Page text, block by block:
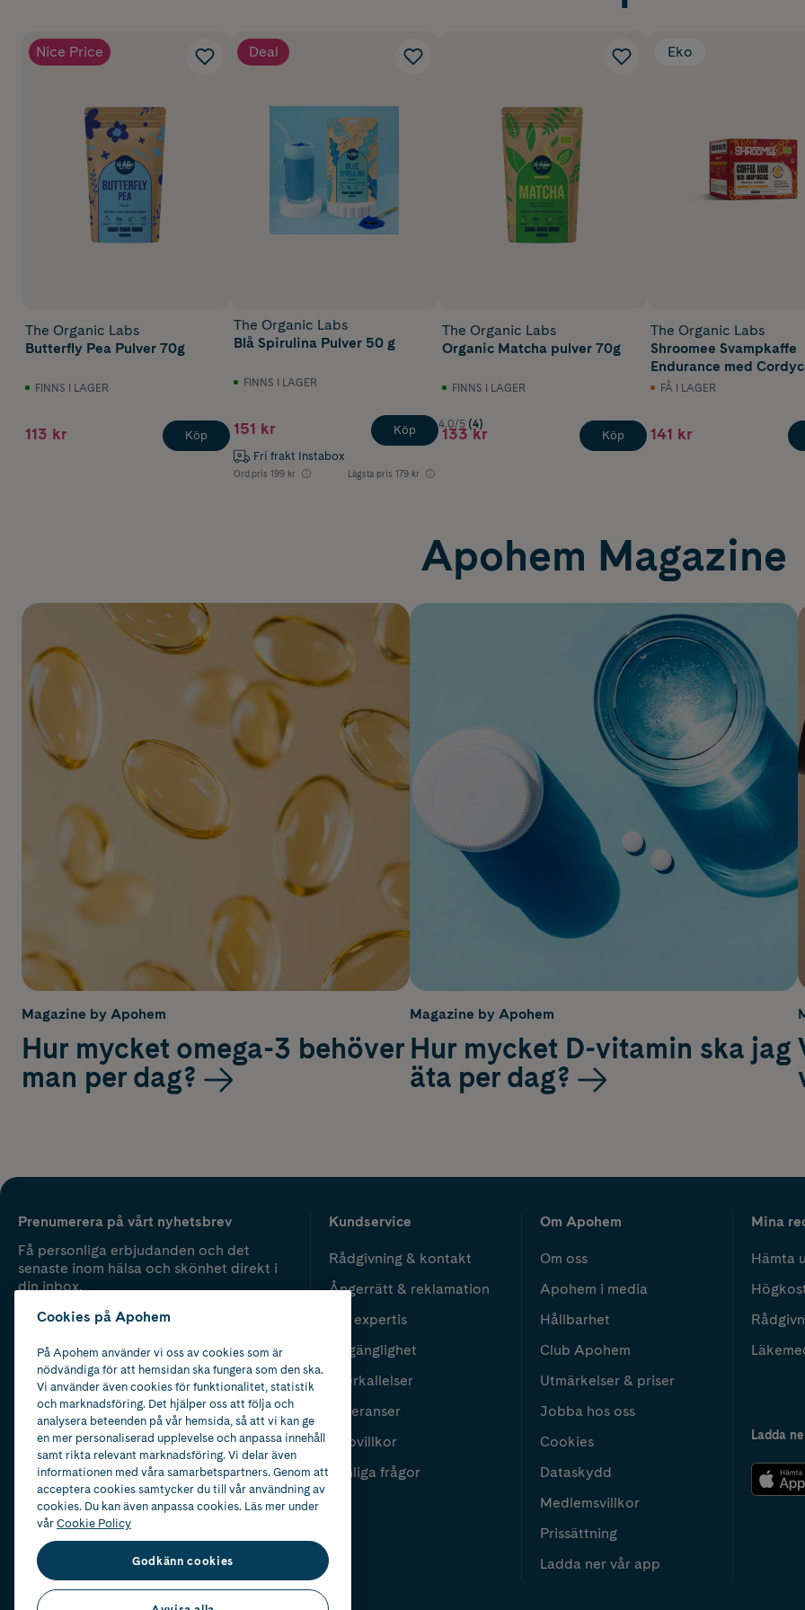
Nice Price
The Organic Labs
Butterfly Pea Pulver 70g
FINNS I LAGER
113 kr Köp
Deal
The Organic Labs
Blå Spirulina Pulver 50 g
FINNS I LAGER
151 kr
Fri frakt Instabox
Ord.pris 199 kr Lägsta pris 179 kr
Köp
The Organic Labs
Organic Matcha pulver 70g
FINNS I LAGER
4.0/5 (4)
133 kr Köp
Eko
The Organic Labs
Shroomee Svampkaffe
Endurance med
Schisandra 10 st
FÅ I LAGER
141 kr
Apohem Magazine
Magazine by Apohem
Hur mycket omega-3 behöver
man per dag?
Magazine by Apohem
Hur mycket D-vitamin ska jag
äta per dag?
Prenumerera på vårt nyhetsbrev
Få personliga erbjudanden och det
senaste inom hälsa och skönhet direkt i
din inbox.
Kundservice
Rådgivning & kontakt
Ångerrätt & reklamation
Vår expertis
Tillgänglighet
Återkallelser
Leveranser
Köpvillkor
Vanliga frågor
Om Apohem
Om oss
Apohem i media
Hållbarhet
Club Apohem
Utmärkelser & priser
Jobba hos oss
Cookies
Dataskydd
Medlemsvillkor
Prissättning
Ladda ner vår app
Mina
Hämta
Ladda
Cookies på Apohem
På Apohem använder vi oss av cookies som är
nödvändiga för att hemsidan ska fungera som den ska.
Vi använder även cookies för funktionalitet, statistik
och marknadsföring. Det hjälper oss att följa och
analysera beteenden på vår hemsida, så att vi kan ge
en mer personaliserad upplevelse och anpassa innehåll
samt rikta relevant marknadsföring. Vi delar även
informationen med våra samarbetspartners. Genom att
acceptera cookies samtycker du till vår användning av
cookies. Du kan även anpassa cookies. Läs mer under
vårCookie Policy
Godkänn cookies